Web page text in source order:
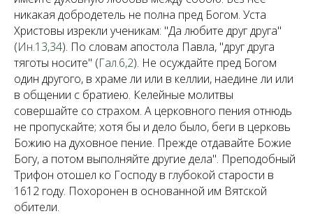
никакая добродетель не полна пред Богом. Уста
Христовы изрекли ученикам: "Да любите друг друга"
(Ин.13,34). По словам апостола Павла, "друг друга
тяготы носите" (Гал.6,2). Не осуждайте пред Богом
один другого, в храме ли или в келлии, наедине ли или
в общении с братиею. Келейные молитвы
совершайте со страхом. А церковного пения отнюдь
не пропускайте; хотя бы и дело было, беги в церковь
Божию на духовное пение. Прежде отдавайте Божие
Богу, а потом выполняйте другие дела". Преподобный
Трифон отошел ко Господу в глубокой старости в
1612 году. Похоронен в основанной им Вятской
обители.